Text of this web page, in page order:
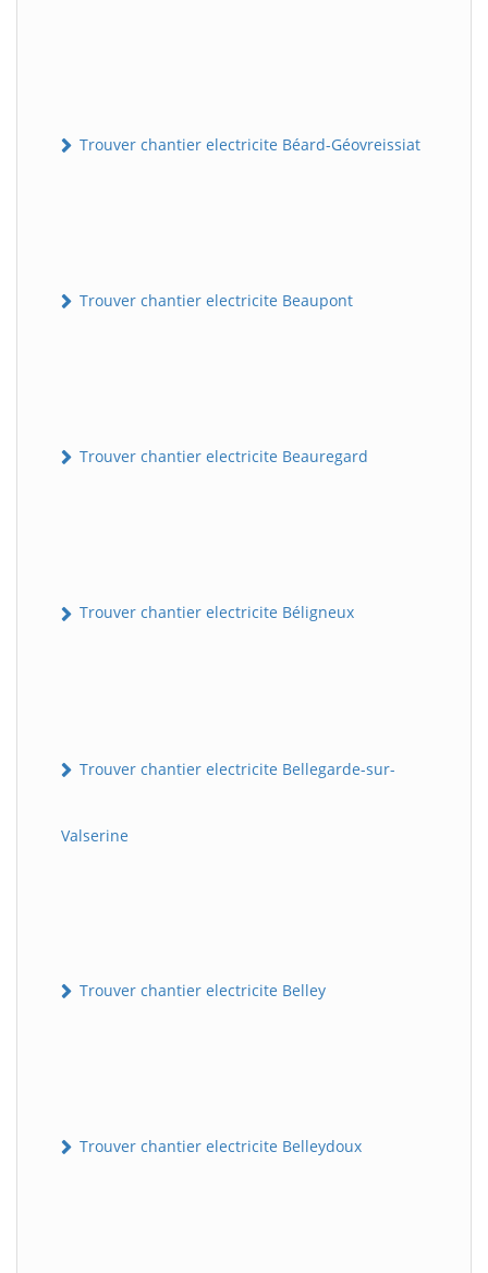
Trouver chantier electricite Béard-Géovreissiat
Trouver chantier electricite Beaupont
Trouver chantier electricite Beauregard
Trouver chantier electricite Béligneux
Trouver chantier electricite Bellegarde-sur-
Valserine
Trouver chantier electricite Belley
Trouver chantier electricite Belleydoux